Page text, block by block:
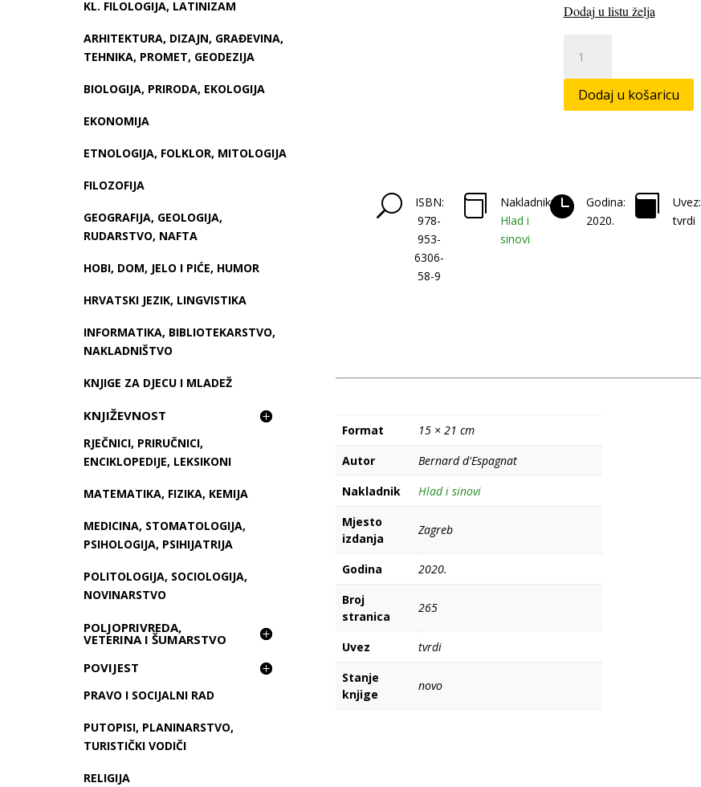
KL. FILOLOGIJA, LATINIZAM
ARHITEKTURA, DIZAJN, GRAĐEVINA,
TEHNIKA, PROMET, GEODEZIJA
BIOLOGIJA, PRIRODA, EKOLOGIJA
EKONOMIJA
ETNOLOGIJA, FOLKLOR, MITOLOGIJA
FILOZOFIJA
GEOGRAFIJA, GEOLOGIJA,
RUDARSTVO, NAFTA
HOBI, DOM, JELO I PIĆE, HUMOR
HRVATSKI JEZIK, LINGVISTIKA
INFORMATIKA, BIBLIOTEKARSTVO,
NAKLADNIŠTVO
KNJIGE ZA DJECU I MLADEŽ
KNJIŽEVNOST
RJEČNICI, PRIRUČNICI,
ENCIKLOPEDIJE, LEKSIKONI
MATEMATIKA, FIZIKA, KEMIJA
MEDICINA, STOMATOLOGIJA,
PSIHOLOGIJA, PSIHIJATRIJA
POLITOLOGIJA, SOCIOLOGIJA,
NOVINARSTVO
POLJOPRIVREDA,
VETERINA I ŠUMARSTVO
POVIJEST
PRAVO I SOCIJALNI RAD
PUTOPISI, PLANINARSTVO,
TURISTIČKI VODIČI
RELIGIJA
Dodaj u listu želja
potrazi
za
stvarnošću
Dodaj u košaricu
U
ISBN:
978-
953-
6306-
58-9

Nakladnik:
Hlad i
sinovi

Godina:
2020.

Uvez:
tvrdi
Format
15 × 21 cm
Autor
Bernard d'Espagnat
Nakladnik
Hlad i sinovi
Mjesto
izdanja
Zagreb
Godina
2020.
Broj
stranica
265
Uvez
tvrdi
Stanje
knjige
novo